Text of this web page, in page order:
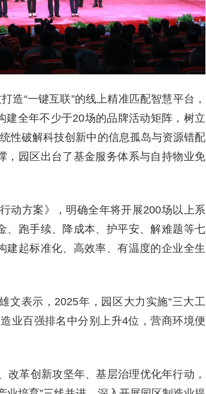
造“一键互联”的线上精准匹配智慧平台，
全年不少于20场的品牌活动矩阵，树立
性破解科技创新中的信息孤岛与资源错配
，园区出台了基金服务体系与自持物业免
动方案》，明确全年将开展200场以上系
、跑手续、降成本、护平安、解难题等七
建起标准化、高效率、有温度的企业全生
文表示，2025年，园区大力实施“三大工
业百强排名中分别上升4位，营商环境便
革创新攻坚年、基层治理优化年行动，